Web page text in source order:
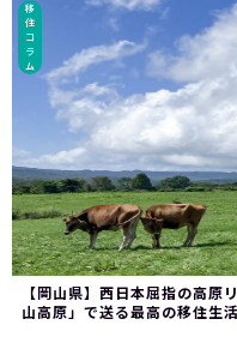
移
住
コ
ラ
ム
【岡山県】西日本屈指の高原
山高原」で送る最高の移住生